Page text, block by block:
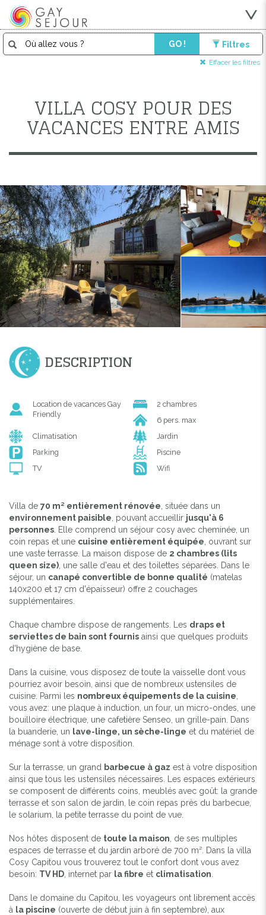
GO ! Filtres
Effacer les filtres
VILLA COSY POUR DES
VACANCES ENTRE AMIS
DESCRIPTION
Location de vacances Gay
Friendly
2 chambres
6 pers. max
Climatisation
Jardin
Parking
Piscine
TV
Wifi
Villa de 70 m² entièrement rénovée , située dans un
environnement paisible , pouvant accueillir jusqu'à 6
personnes . Elle comprend un séjour cosy avec cheminée, un
coin repas et une cuisine entièrement équipée , ouvrant sur
une vaste terrasse. La maison dispose de 2 chambres (lits
queen size) , une salle d'eau et des toilettes séparées. Dans le
séjour, un canapé convertible de bonne qualité (matelas
140x200 et 17 cm d'épaisseur) offre 2 couchages
supplémentaires.
Chaque chambre dispose de rangements. Les draps et
serviettes de bain sont fournis ainsi que quelques produits
d'hygiène de base.
Dans la cuisine, vous disposez de toute la vaisselle dont vous
pourriez avoir besoin, ainsi que de nombreux ustensiles de
cuisine. Parmi les nombreux équipements de la cuisine
vous avez: une plaque à induction, un four, un micro-ondes, une
bouilloire électrique, une cafetière Senseo, un grille-pain. Dans
la buanderie, un lave-linge, un sèche-linge et du matériel de
ménage sont à votre disposition.
Sur la terrasse, un grand barbecue à gaz est à votre disposition
ainsi que tous les ustensiles nécessaires. Les espaces extérieurs
se composent de différents coins, meublés avec goût: la grande
terrasse et son salon de jardin, le coin repas près du barbecue,
le solarium, la petite terrasse du point de vue.
Nos hôtes disposent de toute la maison , de ses multiples
espaces de terrasse et du jardin arboré de 700 m². Dans la villa
Cosy Capitou vous trouverez tout le confort dont vous avez
besoin: TV HD , internet par la fibre et climatisation
Dans le domaine du Capitou, les voyageurs ont librement accès
à la piscine (ouverte de début juin à fin septembre), aux